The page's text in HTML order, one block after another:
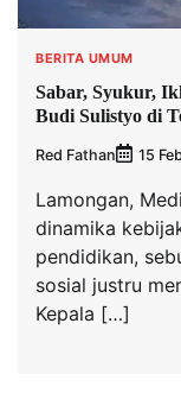
BERITA UMUM
Sabar, Syukur,
Budi Sulistyo di
Red Fathan 15
Lamongan,
dinamika
pendidikan,
sosial justru
Kepala […]